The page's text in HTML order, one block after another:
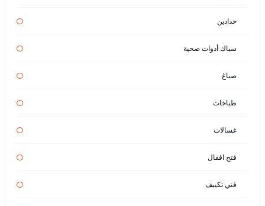
حدادين
سباك أدوات صحية
صباغ
طباخات
غسالات
فتح اقفال
فني تكييف